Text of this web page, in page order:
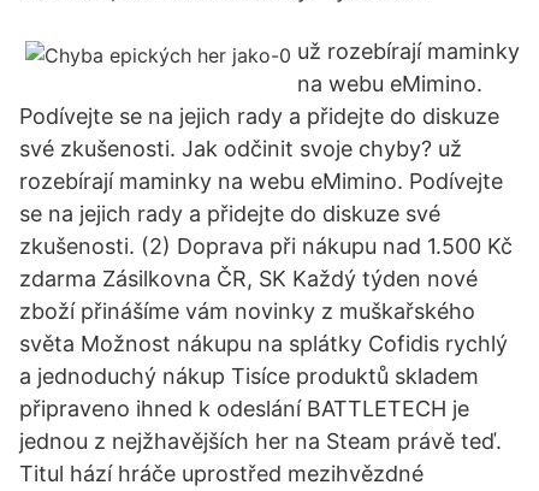
už rozebírají maminky
na webu eMimino.
Podívejte se na jejich rady a přidejte do diskuze
své zkušenosti. Jak odčinit svoje chyby? už
rozebírají maminky na webu eMimino. Podívejte
se na jejich rady a přidejte do diskuze své
zkušenosti. (2) Doprava při nákupu nad 1.500 Kč
zdarma Zásilkovna ČR, SK Každý týden nové
zboží přinášíme vám novinky z muškařského
světa Možnost nákupu na splátky Cofidis rychlý
a jednoduchý nákup Tisíce produktů skladem
připraveno ihned k odeslání BATTLETECH je
jednou z nejžhavějších her na Steam právě teď.
Titul hází hráče uprostřed mezihvězdné